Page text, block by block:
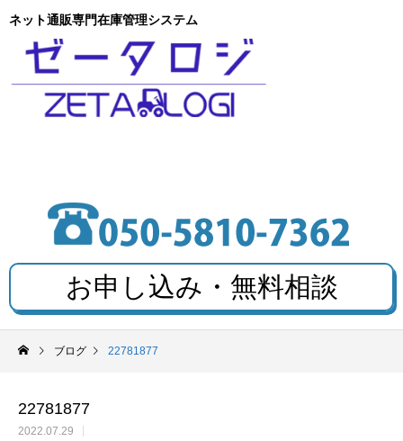
ネット通販専門在庫管理システム
お申し込み・無料相談
ブログ 22781877
22781877
2022.07.29